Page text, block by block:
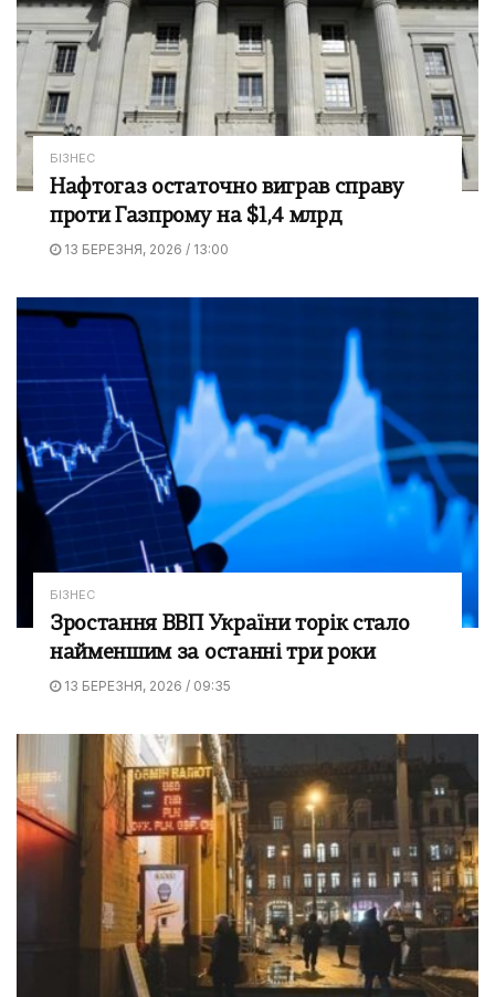
БІЗНЕС
Нафтогаз остаточно виграв справу
проти Газпрому на $1,4 млрд
13 БЕРЕЗНЯ, 2026 / 13:00
БІЗНЕС
Зростання ВВП України торік стало
найменшим за останні три роки
13 БЕРЕЗНЯ, 2026 / 09:35